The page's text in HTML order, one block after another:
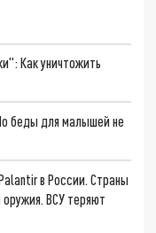
Как уничтожить
беды для малышей не
в России. Страны
оружия. ВСУ теряют